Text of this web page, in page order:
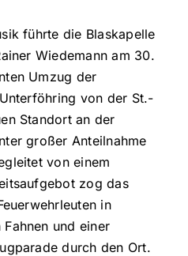
führte die Blaskapelle
Wiedemann am 30.
Umzug der
von der St.-
Standort an der
großer Anteilnahme
von einem
zog das
in
und einer
durch den Ort.